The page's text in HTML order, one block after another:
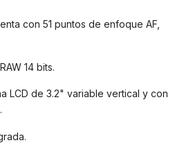
con 51 puntos de enfoque AF,
14 bits.
LCD de 3.2" variable vertical y con